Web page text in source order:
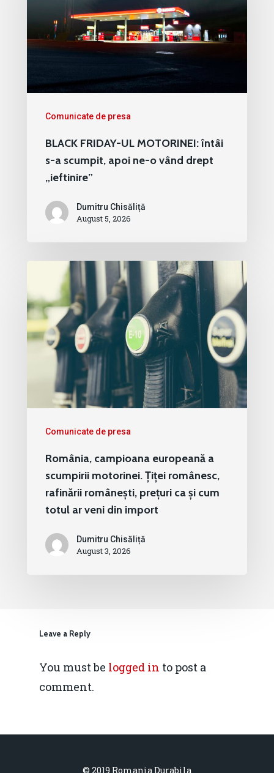
Comunicate de presa
BLACK FRIDAY-UL MOTORINEI: întâi
s-a scumpit, apoi ne-o vând drept
„ieftinire”
Dumitru Chisăliță
August 5, 2026
Comunicate de presa
România, campioana europeană a
scumpirii motorinei. Țiței românesc,
rafinării românești, prețuri ca și cum
totul ar veni din import
Dumitru Chisăliță
August 3, 2026
Leave a Reply
You must be logged in to post a
comment.
© 2019 Romania Durabila